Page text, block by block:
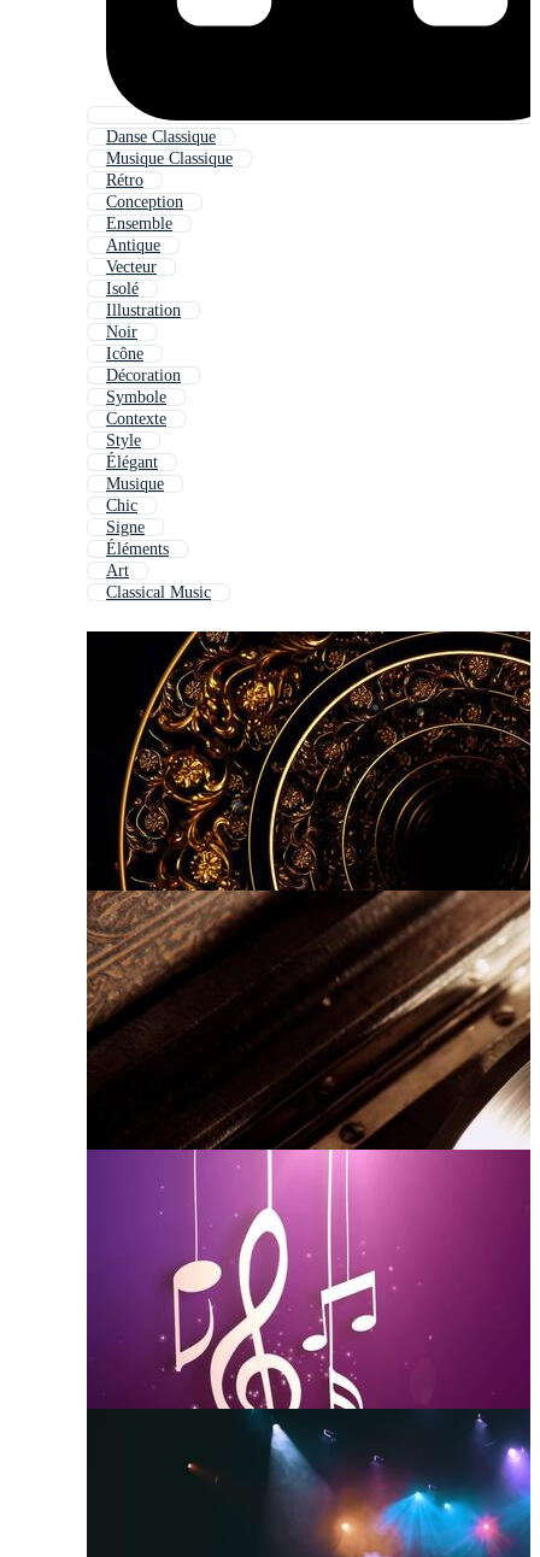
Danse Classique
Musique Classique
Rétro
Conception
Ensemble
Antique
Vecteur
Isolé
Illustration
Noir
Icône
Décoration
Symbole
Contexte
Style
Élégant
Musique
Chic
Signe
Éléments
Art
Classical Music